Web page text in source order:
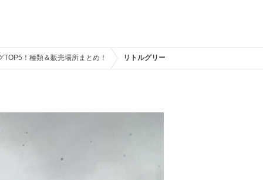
！種類＆販売場所まとめ！ リトルグリーンメンポップコーンバケット